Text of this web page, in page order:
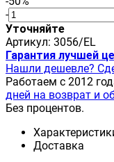
-
Уточняйте
Артикул: 3056/EL
Гарантия лучшей
Нашли дешевле?
Работаем с 2012
дней на возврат и
Без процентов.
Доставка